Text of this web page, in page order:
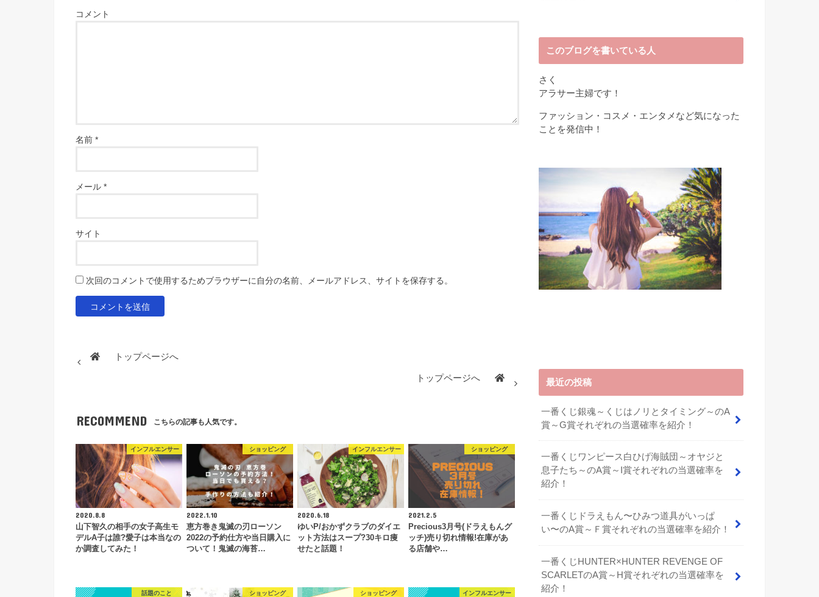
コメント
名前 *
メール *
サイト
次回のコメントで使用するためブラウザーに自分の名前、メールアドレス、サイトを保存する。
トップページへ
トップページへ
RECOMMEND こちらの記事も人気です。
インフルエンサー
2020.8.8
山下智久の相手の女子高生モ
デルA子は誰?愛子は本当なの
か調査してみた！
ショッピング
2022.1.10
恵方巻き鬼滅の刃ローソン
2022の予約仕方や当日購入に
ついて！鬼滅の海苔…
インフルエンサー
2020.6.18
ゆいP/おかずクラブのダイエ
ット方法はスープ?30キロ痩
せたと話題！
ショッピング
2021.2.5
Precious3月号(ドラえもんグ
ッチ)売り切れ情報!在庫があ
る店舗や…
話題のこと ショッピング ショッピング インフルエンサー
このブログを書いている人
さく
アラサー主婦です！
ファッション・コスメ・エンタメなど気になった
ことを発信中！
最近の投稿
一番くじ銀魂～くじはノリとタイミング～のA
賞～G賞それぞれの当選確率を紹介！
一番くじワンピース白ひげ海賊団～オヤジと
息子たち～のA賞～I賞それぞれの当選確率を
紹介！
⼀番くじドラえもん〜ひみつ道具がいっぱ
い〜のA賞～Ｆ賞それぞれの当選確率を紹介！
一番くじHUNTER×HUNTER REVENGE OF
SCARLETのA賞～H賞それぞれの当選確率を
紹介！